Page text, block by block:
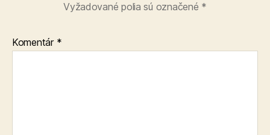
Vyžadované polia sú označené *
Komentár *